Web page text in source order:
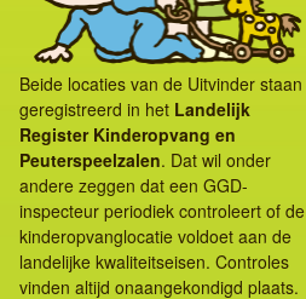
Beide locaties van de Uitvinder staan
geregistreerd in het Landelijk
Register Kinder­opvang en
Peuterspeel­zalen. Dat wil onder
andere zeggen dat een GGD-
inspecteur periodiek controleert of de
kinderopvanglocatie voldoet aan de
landelijke kwaliteitseisen. Controles
vinden altijd onaange­kon­digd plaats.